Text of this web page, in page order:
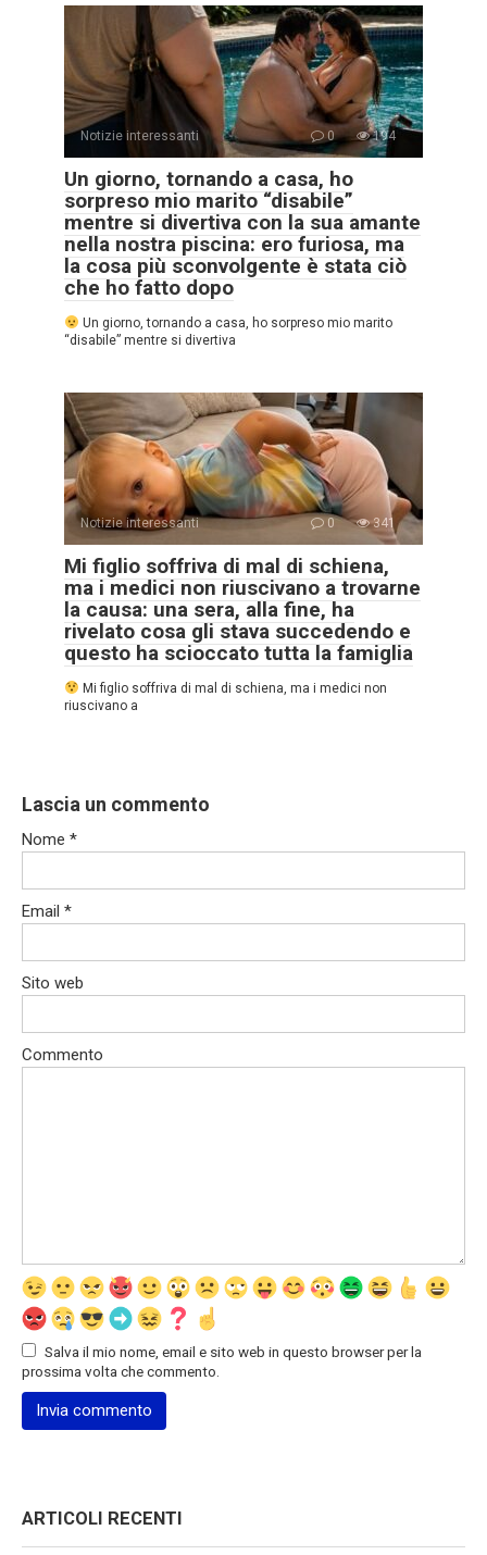
Notizie interessanti 0 194
Un giorno, tornando a casa, ho
sorpreso mio marito “disabile”
mentre si divertiva con la sua amante
nella nostra piscina: ero furiosa, ma
la cosa più sconvolgente è stata ciò
che ho fatto dopo
Un giorno, tornando a casa, ho sorpreso mio marito
“disabile” mentre si divertiva
Notizie interessanti 0 341
Mi figlio soffriva di mal di schiena,
ma i medici non riuscivano a trovarne
la causa: una sera, alla fine, ha
rivelato cosa gli stava succedendo e
questo ha scioccato tutta la famiglia
Mi figlio soffriva di mal di schiena, ma i medici non
riuscivano a
Lascia un commento
Nome *
Email *
Sito web
Commento
Salva il mio nome, email e sito web in questo browser per la
prossima volta che commento.
ARTICOLI RECENTI